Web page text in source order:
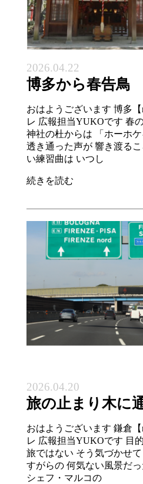
2026.04.22
博多から春告鳥
おはようございます 博多【
レ 広報担当YUKOです 春
神社の杜からは 「ホーホ
透き通った声が 響き渡る
い練習曲は いつし
続きを読む
2026.04.20
旅の止まり木に
おはようございます 鎌倉【
レ 広報担当YUKOです 目
旅ではない そう気づかせ
すがらの 何気ない風景だ
シェフ・マルコの